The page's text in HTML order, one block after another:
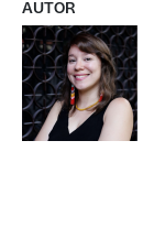
AUTOR